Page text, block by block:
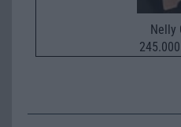
Nelly